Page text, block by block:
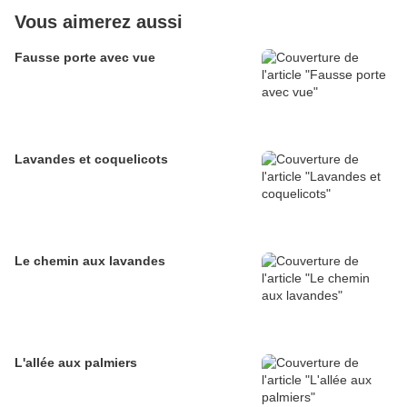
Vous aimerez aussi
Fausse porte avec vue
Lavandes et coquelicots
Le chemin aux lavandes
L'allée aux palmiers